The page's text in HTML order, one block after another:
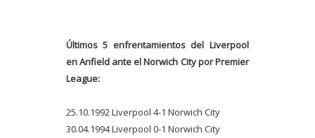
Últimos 5 enfrentamientos del Liverpool
en Anfield ante el Norwich City por Premier
League:
25.10.1992 Liverpool 4-1 Norwich City
30.04.1994 Liverpool 0-1 Norwich City